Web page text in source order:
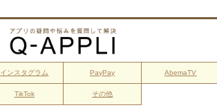
インスタグラム PayPay AbemaTV
TikTok その他